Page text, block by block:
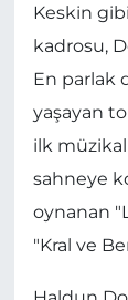
Keskin
kadrosu,
En parlak
yaşayan
ilk müzikal
sahneye
oynanan
"Kral ve